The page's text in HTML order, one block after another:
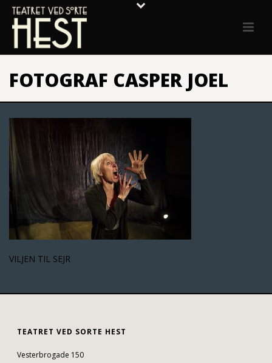
FOTOGRAF CASPER JOEL
VILJEN TIL SEJR
TEATRET VED SORTE HEST
Vesterbrogade 150